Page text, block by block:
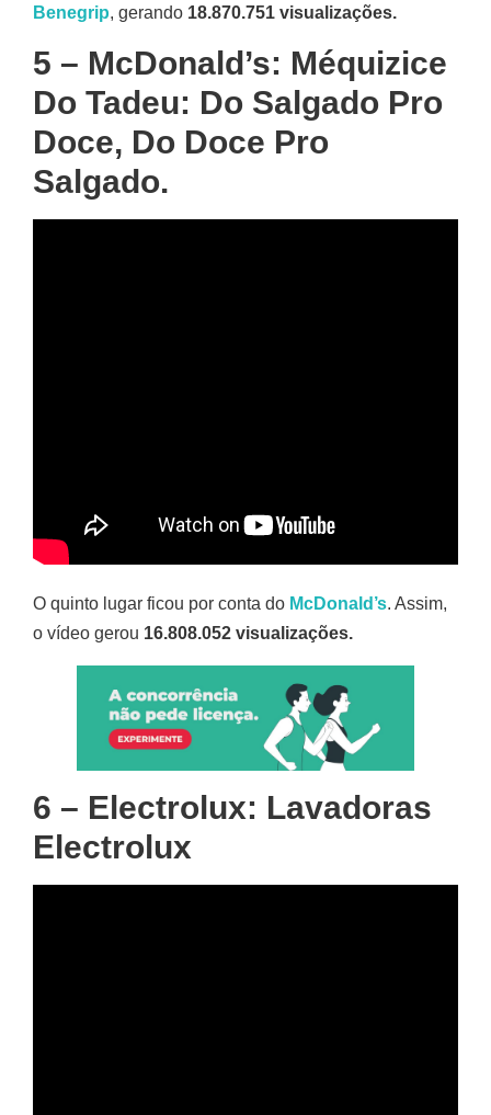
Benegrip, gerando 18.870.751 visualizações.
5 – McDonald’s: Méquizice
Do Tadeu: Do Salgado Pro
Doce, Do Doce Pro
Salgado.
O quinto lugar ficou por conta do McDonald’s. Assim,
o vídeo gerou 16.808.052 visualizações.
6 – Electrolux: Lavadoras
Electrolux